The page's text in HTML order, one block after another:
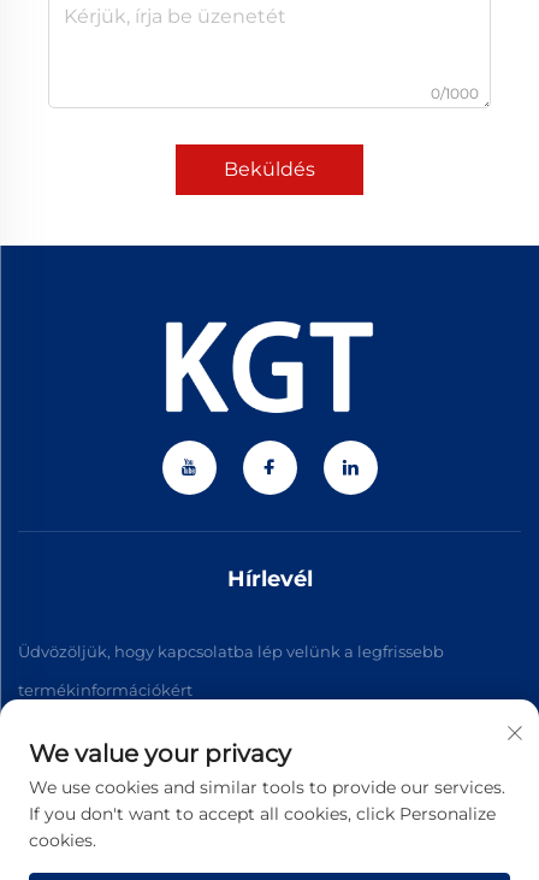
0/1000
Beküldés
Hírlevél
Üdvözöljük, hogy kapcsolatba lép velünk a legfrissebb
termékinformációkért
We value your privacy
We use cookies and similar tools to provide our services.
If you don't want to accept all cookies, click Personalize
cookies.